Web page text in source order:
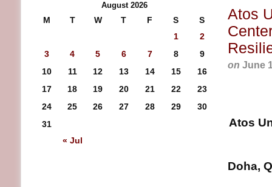
Atos
on June
Atos
Doha,
August 2026
M T W T F S S
« Jul
1
2
3
4 5 6 7 8
9
10
11 12 13 14 15
16
17
18 19 20 21 22
23
24
25 26 27 28 29
30
31